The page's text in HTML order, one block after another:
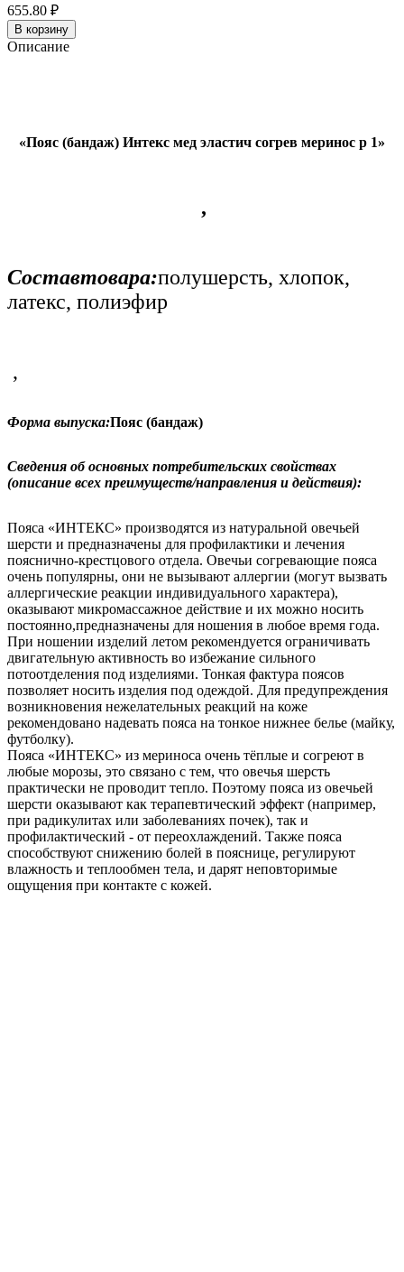
655.80 ₽
В корзину
Описание
«Пояс (бандаж) Интекс мед эластич согрев меринос р 1»
,
Составтовара:полушерсть, хлопок,
латекс, полиэфир
,
Форма выпуска:Пояс (бандаж)
Сведения об основных потребительских свойствах
(описание всех преимуществ/направления и действия):
Пояса «ИНТЕКС» производятся из натуральной овечьей
шерсти и предназначены для профилактики и лечения
пояснично-крестцового отдела. Овечьи согревающие пояса
очень популярны, они не вызывают аллергии (могут вызвать
аллергические реакции индивидуального характера),
оказывают микромассажное действие и их можно носить
постоянно,предназначены для ношения в любое время года.
При ношении изделий летом рекомендуется ограничивать
двигательную активность во избежание сильного
потоотделения под изделиями. Тонкая фактура поясов
позволяет носить изделия под одеждой. Для предупреждения
возникновения нежелательных реакций на коже
рекомендовано надевать пояса на тонкое нижнее белье (майку,
футболку).
Пояса «ИНТЕКС» из мериноса очень тёплые и согреют в
любые морозы, это связано с тем, что овечья шерсть
практически не проводит тепло. Поэтому пояса из овечьей
шерсти оказывают как терапевтический эффект (например,
при радикулитах или заболеваниях почек), так и
профилактический - от переохлаждений. Также пояса
способствуют снижению болей в пояснице, регулируют
влажность и теплообмен тела, и дарят неповторимые
ощущения при контакте с кожей.